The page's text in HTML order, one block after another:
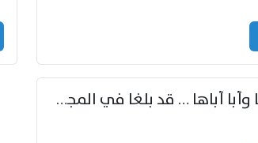
إنّ أباها وأبا أباها … قد بلغا في المجد غايتاها